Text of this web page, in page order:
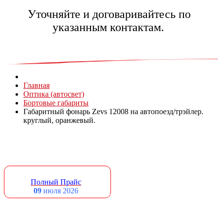
Уточняйте и договаривайтесь по
указанным контактам.
Главная
Оптика (автосвет)
Бортовые габариты
Габаритный фонарь Zevs 12008 на автопоезд/трэйлер.
круглый, оранжевый.
Полный Прайс
09 июля 2026